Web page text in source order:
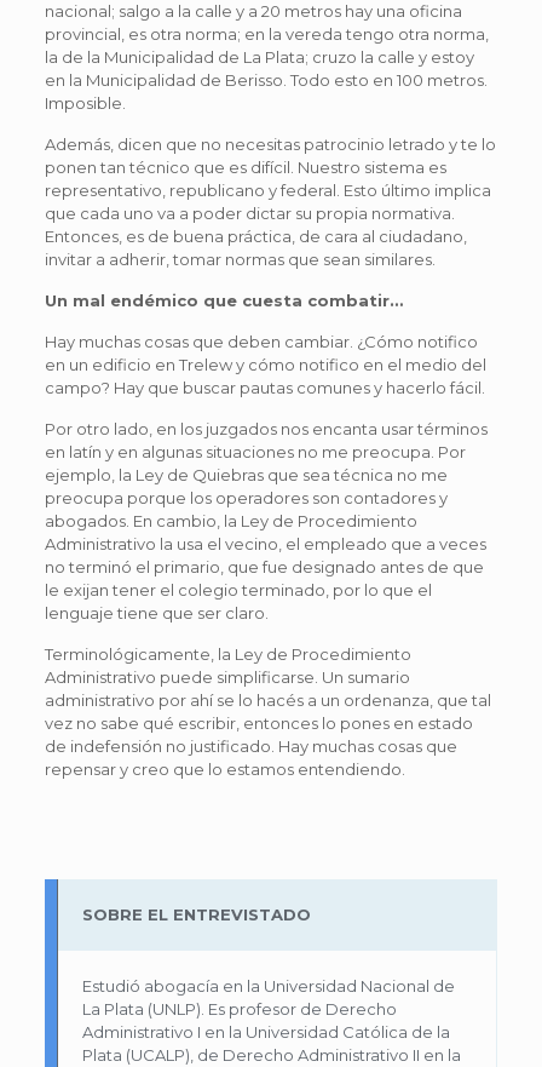
nacional; salgo a la calle y a 20 metros hay una oficina
provincial, es otra norma; en la vereda tengo otra norma,
la de la Municipalidad de La Plata; cruzo la calle y estoy
en la Municipalidad de Berisso. Todo esto en 100 metros.
Imposible.
Además, dicen que no necesitas patrocinio letrado y te lo
ponen tan técnico que es difícil. Nuestro sistema es
representativo, republicano y federal. Esto último implica
que cada uno va a poder dictar su propia normativa.
Entonces, es de buena práctica, de cara al ciudadano,
invitar a adherir, tomar normas que sean similares.
Un mal endémico que cuesta combatir…
Hay muchas cosas que deben cambiar. ¿Cómo notifico
en un edificio en Trelew y cómo notifico en el medio del
campo? Hay que buscar pautas comunes y hacerlo fácil.
Por otro lado, en los juzgados nos encanta usar términos
en latín y en algunas situaciones no me preocupa. Por
ejemplo, la Ley de Quiebras que sea técnica no me
preocupa porque los operadores son contadores y
abogados. En cambio, la Ley de Procedimiento
Administrativo la usa el vecino, el empleado que a veces
no terminó el primario, que fue designado antes de que
le exijan tener el colegio terminado, por lo que el
lenguaje tiene que ser claro.
Terminológicamente, la Ley de Procedimiento
Administrativo puede simplificarse. Un sumario
administrativo por ahí se lo hacés a un ordenanza, que tal
vez no sabe qué escribir, entonces lo pones en estado
de indefensión no justificado. Hay muchas cosas que
repensar y creo que lo estamos entendiendo.
SOBRE EL ENTREVISTADO
Estudió abogacía en la Universidad Nacional de
La Plata (UNLP). Es profesor de Derecho
Administrativo I en la Universidad Católica de la
Plata (UCALP), de Derecho Administrativo II en la